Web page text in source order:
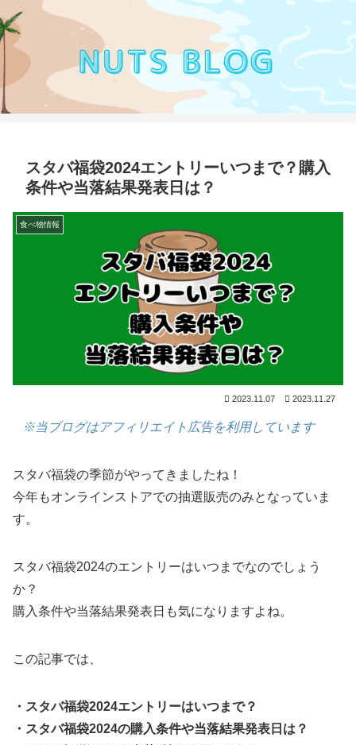
スタバ福袋2024エントリーいつまで？購入
条件や当落結果発表日は？
食べ物情報
2023.11.07 2023.11.27
※当ブログはアフィリエイト広告を利用しています
スタバ福袋の季節がやってきましたね！
今年もオンラインストアでの抽選販売のみとなっていま
す。
スタバ福袋2024のエントリーはいつまでなのでしょう
か？
購入条件や当落結果発表日も気になりますよね。
この記事では、
・スタバ福袋2024エントリーはいつまで？
・スタバ福袋2024の購入条件や当落結果発表日は？